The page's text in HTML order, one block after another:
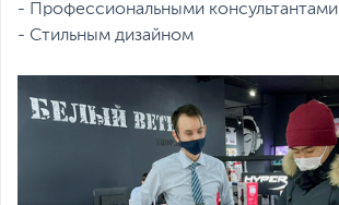
- Профессиональными консультантами
- Стильным дизайном